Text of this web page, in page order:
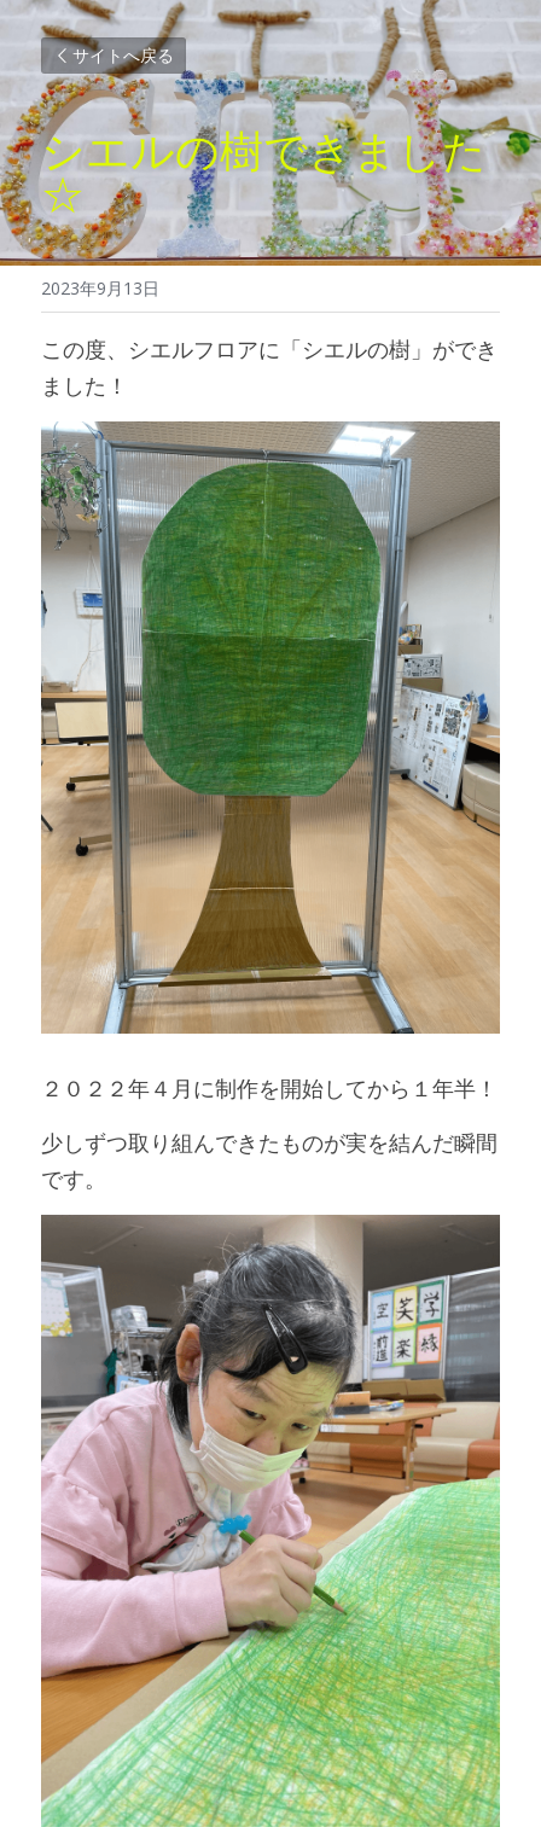
サイトへ戻る
シエルの樹できました
☆
2023年9月13日
この度、シエルフロアに「シエルの樹」ができ
ました！
２０２２年４月に制作を開始してから１年半！
少しずつ取り組んできたものが実を結んだ瞬間
です。